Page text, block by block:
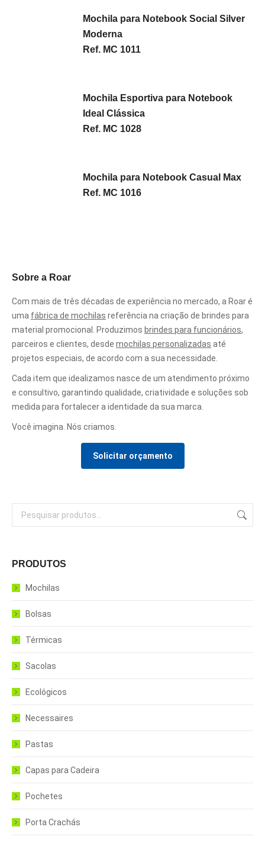
Mochila para Notebook Social Silver
Moderna
Ref. MC 1011
Mochila Esportiva para Notebook
Ideal Clássica
Ref. MC 1028
Mochila para Notebook Casual Max
Ref. MC 1016
Sobre a Roar
Com mais de três décadas de experiência no mercado, a Roar é
uma fábrica de mochilas referência na criação de brindes para
material promocional. Produzimos brindes para funcionários,
parceiros e clientes, desde mochilas personalizadas até
projetos especiais, de acordo com a sua necessidade.
Cada item que idealizamos nasce de um atendimento próximo
e consultivo, garantindo qualidade, criatividade e soluções sob
medida para fortalecer a identidade da sua marca.
Você imagina. Nós criamos.
Solicitar orçamento
PRODUTOS
Mochilas
Bolsas
Térmicas
Sacolas
Ecológicos
Necessaires
Pastas
Capas para Cadeira
Pochetes
Porta Crachás